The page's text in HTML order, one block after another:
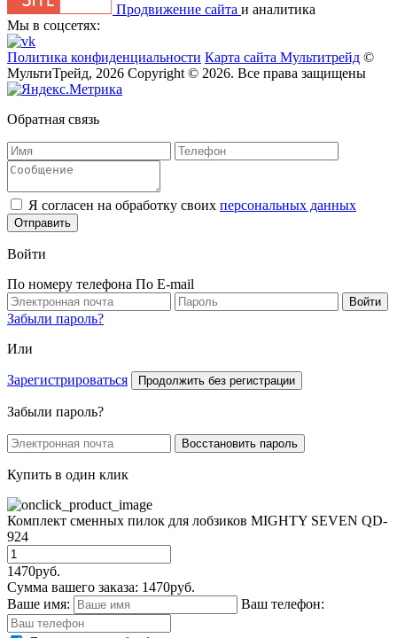
Продвижение сайта и аналитика
Мы в соцсетях:
Политика конфиденциальности Карта сайта Мультитрейд ©
МультиТрейд, 2026 Copyright © 2026. Все права защищены
Обратная связь
Я согласен на обработку своих персональных данных
Отправить
Войти
По номеру телефона По E-mail
Забыли пароль?
Или
Зарегистрироваться Продолжить без регистрации
Забыли пароль?
Купить в один клик
Комплект сменных пилок для лобзиков MIGHTY SEVEN QD-
924
1470руб.
Сумма вашего заказа: 1470руб.
Ваше имя:
Ваш телефон: